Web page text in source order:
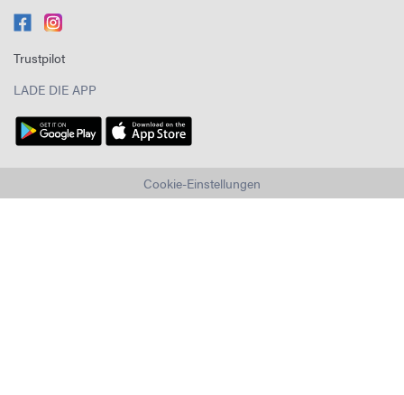
Trustpilot
LADE DIE APP
Cookie-Einstellungen